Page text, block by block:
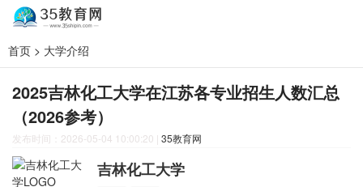
首页 > 大学介绍
2025吉林化工大学在江苏各专业招生人数汇总
（2026参考）
发布时间：2026-05-04 10:00:20 | 35教育网
吉林化工大学